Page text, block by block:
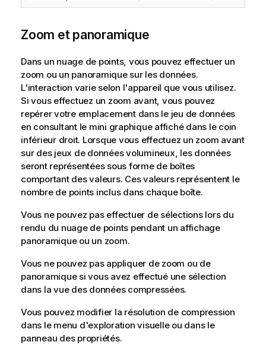
Zoom et panoramique
Dans un nuage de points, vous pouvez effectuer un
zoom ou un panoramique sur les données.
L'interaction varie selon l'appareil que vous utilisez.
Si vous effectuez un zoom avant, vous pouvez
repérer votre emplacement dans le jeu de données
en consultant le mini graphique affiché dans le coin
inférieur droit. Lorsque vous effectuez un zoom avant
sur des jeux de données volumineux, les données
seront représentées sous forme de boîtes
comportant des valeurs. Ces valeurs représentent le
nombre de points inclus dans chaque boîte.
Vous ne pouvez pas effectuer de sélections lors du
rendu du nuage de points pendant un affichage
panoramique ou un zoom.
Vous ne pouvez pas appliquer de zoom ou de
panoramique si vous avez effectué une sélection
dans la vue des données compressées.
Vous pouvez modifier la résolution de compression
dans le menu d'exploration visuelle ou dans le
panneau des propriétés.